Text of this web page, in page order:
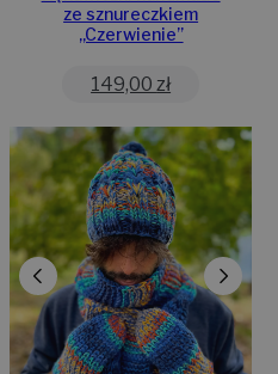
ze sznureczkiem
,,Czerwienie”
149,00 zł